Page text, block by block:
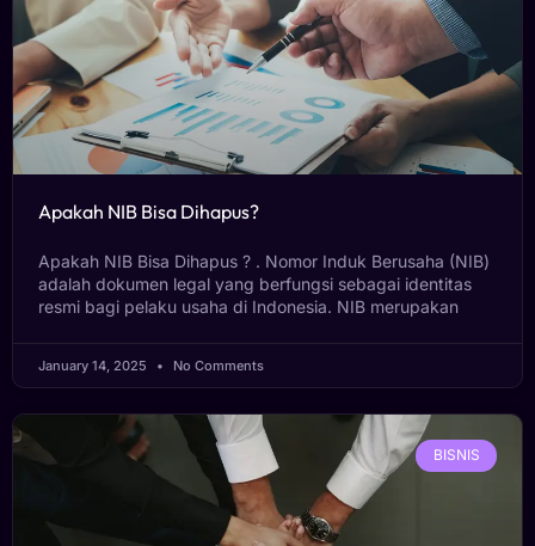
Apakah NIB Bisa Dihapus?
Apakah NIB Bisa Dihapus ? . Nomor Induk Berusaha (NIB)
adalah dokumen legal yang berfungsi sebagai identitas
resmi bagi pelaku usaha di Indonesia. NIB merupakan
January 14, 2025 No Comments
BISNIS